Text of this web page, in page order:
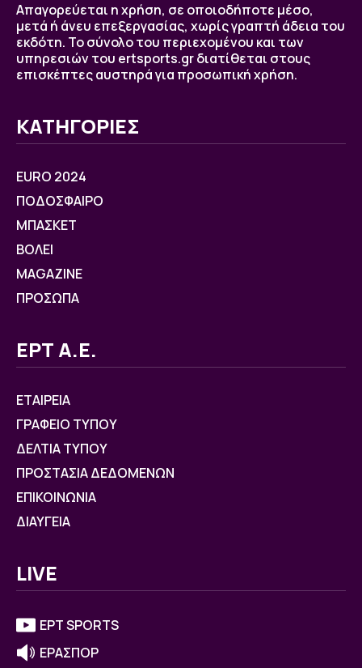
Απαγορεύεται η χρήση, σε οποιοδήποτε μέσο,
μετά ή άνευ επεξεργασίας, χωρίς γραπτή άδεια του
εκδότη. Το σύνολο του περιεχομένου και των
υπηρεσιών του ertsports.gr διατίθεται στους
επισκέπτες αυστηρά για προσωπική χρήση.
ΚΑΤΗΓΟΡΙΕΣ
EURO 2024
ΠΟΔΟΣΦΑΙΡΟ
ΜΠΑΣΚΕΤ
ΒOΛΕΙ
MAGAZINE
ΠΡΟΣΩΠΑ
ΕΡΤ Α.Ε.
ΕΤΑΙΡΕΙΑ
ΓΡΑΦΕΙΟ ΤΥΠΟΥ
ΔΕΛΤΙΑ ΤΥΠΟΥ
ΠΡΟΣΤΑΣΙΑ ΔΕΔΟΜΕΝΩΝ
ΕΠΙΚΟΙΝΩΝΙΑ
ΔΙΑΥΓΕΙΑ
LIVE
ΕΡΤ SPORTS
ΕΡΑΣΠΟΡ